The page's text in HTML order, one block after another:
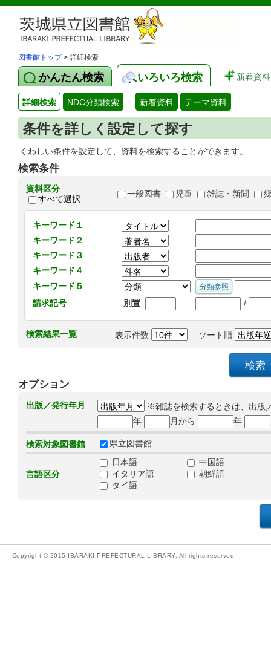
図書館トップ> 詳細検索
かんたん検索 いろいろ検索 新着資料
詳細検索 NDC分類検索 新着資料 テーマ資料
条件を詳しく設定して探す
くわしい条件を設定して、資料を検索することができます。
検索条件
資料区分
すべて選択
一般図書 児童 雑誌・新聞
キーワード１
キーワード２
キーワード３
キーワード４
キーワード５
請求記号
別置 /
検索結果一覧 表示件数 ソート順
オプション
出版／発行年月
※雑誌を検索するときは、出版
年
月から 年
検索対象図書館 県立図書館
言語区分
日本語
中国語
イタリア語
朝鮮語
タイ語
Copyright © 2015-IBARAKI PREFECTURAL LIBRARY. All rights reserved.